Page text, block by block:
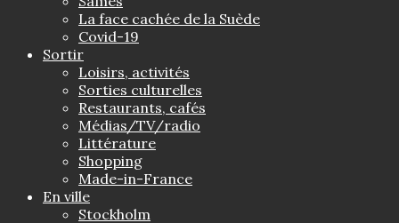
La face cachée de la Suède
Covid-19
Sortir
Loisirs, activités
Sorties culturelles
Restaurants, cafés
Médias/TV/radio
Littérature
Shopping
Made-in-France
En ville
Stockholm